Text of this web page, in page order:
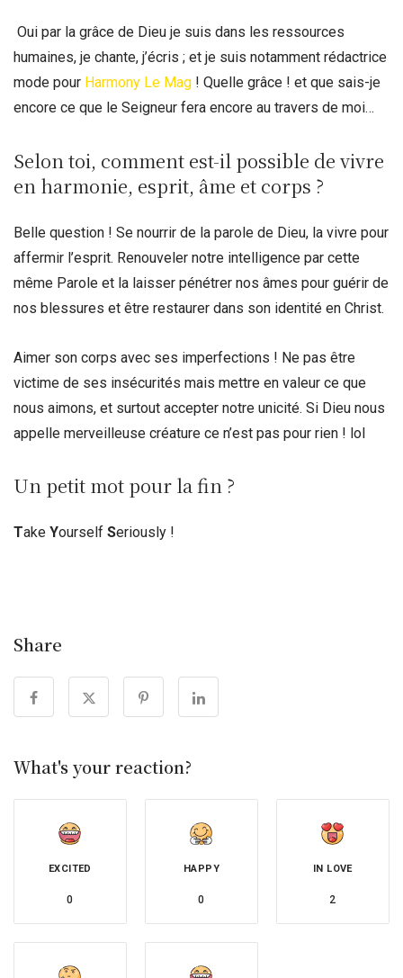
Oui par la grâce de Dieu je suis dans les ressources
humaines, je chante, j’écris ; et je suis notamment rédactrice
mode pour Harmony Le Mag ! Quelle grâce ! et que sais-je
encore ce que le Seigneur fera encore au travers de moi…
Selon toi, comment est-il possible de vivre
en harmonie, esprit, âme et corps ?
Belle question ! Se nourrir de la parole de Dieu, la vivre pour
affermir l’esprit. Renouveler notre intelligence par cette
même Parole et la laisser pénétrer nos âmes pour guérir de
nos blessures et être restaurer dans son identité en Christ.
Aimer son corps avec ses imperfections ! Ne pas être
victime de ses insécurités mais mettre en valeur ce que
nous aimons, et surtout accepter notre unicité. Si Dieu nous
appelle merveilleuse créature ce n’est pas pour rien ! lol
Un petit mot pour la fin ?
Take Yourself Seriously !
Share
What's your reaction?
EXCITED
0
HAPPY
0
IN LOVE
2